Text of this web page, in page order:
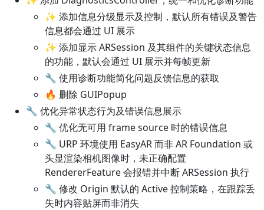
✨ 添加信息分级显示及控制，默认所有错误及警告
信息都会通过 UI 展示
✨ 添加显示 ARSession 及其组件的关键状态信息
的功能，默认会通过 UI 展示并每帧更新
🔧 使用诊断功能简化问题反馈信息的获取
🔥 删除 GUIPopup
🔧 优化异常状态行为及错误信息展示
🔧 优化无可用 frame source 时的错误信息
🔧 URP 环境使用 EasyAR 而非 AR Foundation 或
头显渲染相机图像时，未正确配置
RendererFeature 会报错并中断 ARSession 执行
🔧 修改 Origin 默认的 Active 控制策略，在跟踪丢
失时内容贴屏而非消失